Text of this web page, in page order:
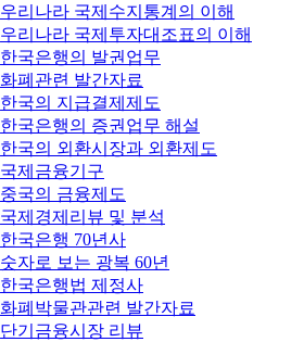
우리나라 국제수지통계의 이해
우리나라 국제투자대조표의 이해
한국은행의 발권업무
화폐관련 발간자료
한국의 지급결제제도
한국은행의 증권업무 해설
한국의 외환시장과 외환제도
국제금융기구
중국의 금융제도
국제경제리뷰 및 분석
한국은행 70년사
숫자로 보는 광복 60년
한국은행법 제정사
화폐박물관관련 발간자료
단기금융시장 리뷰